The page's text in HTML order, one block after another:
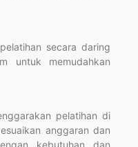
secara daring
untuk memudahkan
pelatihan di
anggaran dan
kebutuhan dan